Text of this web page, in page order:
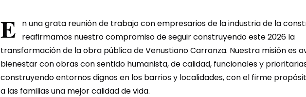
E
n una grata reunión de trabajo con empresarios de la industria de la
reafirmamos nuestro compromiso de seguir construyendo este 2026 la
transformación de la obra pública de Venustiano Carranza. Nuestra misión es
bienestar con obras con sentido humanista, de calidad, funcionales y
construyendo entornos dignos en los barrios y localidades, con el firme
a las familias una mejor calidad de vida.